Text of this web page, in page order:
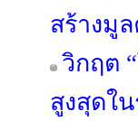
สร้างมู
วิกฤต
สูงสุดใ